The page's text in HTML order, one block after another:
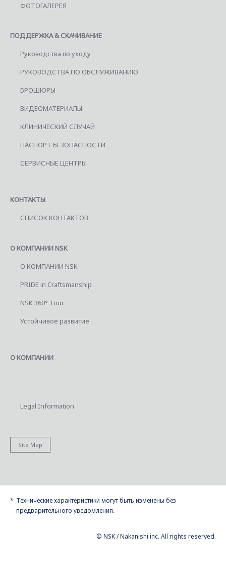
ФОТОГАЛЕРЕЯ
ПОДДЕРЖКА & СКАЧИВАНИЕ
Руководства по уходу
РУКОВОДСТВА ПО ОБСЛУЖИВАНИЮ
БРОШЮРЫ
ВИДЕОМАТЕРИАЛЫ
КЛИНИЧЕСКИЙ СЛУЧАЙ
ПАСПОРТ БЕЗОПАСНОСТИ
СЕРВИСНЫЕ ЦЕНТРЫ
КОНТАКТЫ
СПИСОК КОНТАКТОВ
О КОМПАНИИ NSK
О КОМПАНИИ NSK
PRIDE in Craftsmanship
NSK 360° Tour
Устойчивое развитие
О КОМПАНИИ
Legal Information
Site Map
Технические характеристики могут быть изменены без
предварительного уведомления.
© NSK / Nakanishi inc. All rights reserved.